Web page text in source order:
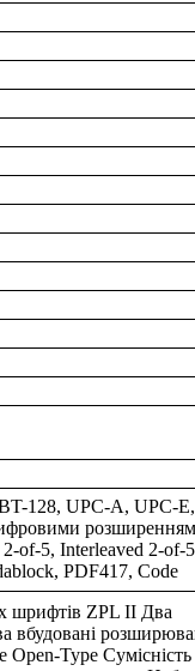
128, UPC-A, UPC-E,
of-5, Interleaved 2-of-
PDF417, Code
шрифтів ZPL II Два
вбудовані
Type Сумісність